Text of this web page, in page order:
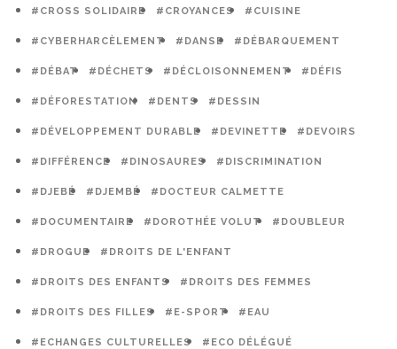
#CROSS SOLIDAIRE #CROYANCES #CUISINE
#CYBERHARCÈLEMENT #DANSE #DÉBARQUEMENT
#DÉBAT #DÉCHETS #DÉCLOISONNEMENT #DÉFIS
#DÉFORESTATION #DENTS #DESSIN
#DÉVELOPPEMENT DURABLE #DEVINETTE #DEVOIRS
#DIFFÉRENCE #DINOSAURES #DISCRIMINATION
#DJEBÉ #DJEMBÉ #DOCTEUR CALMETTE
#DOCUMENTAIRE #DOROTHÉE VOLUT #DOUBLEUR
#DROGUE #DROITS DE L'ENFANT
#DROITS DES ENFANTS #DROITS DES FEMMES
#DROITS DES FILLES #E-SPORT #EAU
#ECHANGES CULTURELLES #ECO DÉLÉGUÉ